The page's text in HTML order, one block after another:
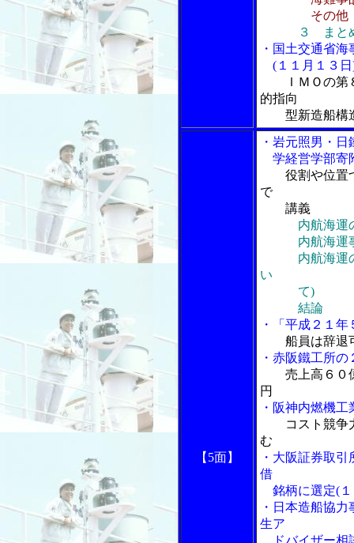
その他
３ まと
・国土交通省
(１１月１３日
ＩＭＯの
的指向
型新造船構造
【5面】
・岩元照男・
学経営学部寄
役割や位置
で
講義
内航海運
内航海運事
内航海運の
い
て)
結論
・「平成２１
船員は辞退
・赤阪鐵工所
売上高６０
円
・阪神内燃機
コスト競争
む
・大阪証券取
借
銘柄に選定(１
・日本造船協
生ア
ドバイザー相